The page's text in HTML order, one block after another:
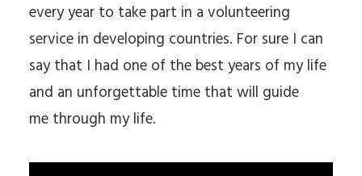
every year to take part in a volunteering
service in developing countries. For sure I can
say that I had one of the best years of my life
and an unforgettable time that will guide
me through my life.